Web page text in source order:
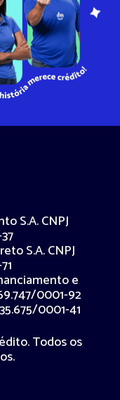
S.A. CNPJ
S.A. CNPJ
e
0001-92
0001-41
Todos os